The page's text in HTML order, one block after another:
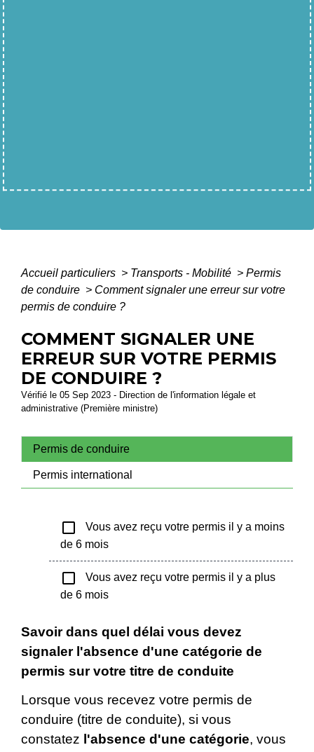
Accueil particuliers > Transports - Mobilité > Permis
de conduire > Comment signaler une erreur sur votre
permis de conduire ?
COMMENT SIGNALER UNE
ERREUR SUR VOTRE PERMIS
DE CONDUIRE ?
Vérifié le 05 Sep 2023 - Direction de l'information légale et
administrative (Première ministre)
Permis de conduire
Permis international
check_box_outline_blank
Vous avez reçu votre permis il y a moins
de 6 mois
check_box_outline_blank
Vous avez reçu votre permis il y a plus
de 6 mois
Savoir dans quel délai vous devez
signaler l'absence d'une catégorie de
permis sur votre titre de conduite
Lorsque vous recevez votre permis de
conduire (titre de conduite), si vous
constatez l'absence d'une catégorie, vous